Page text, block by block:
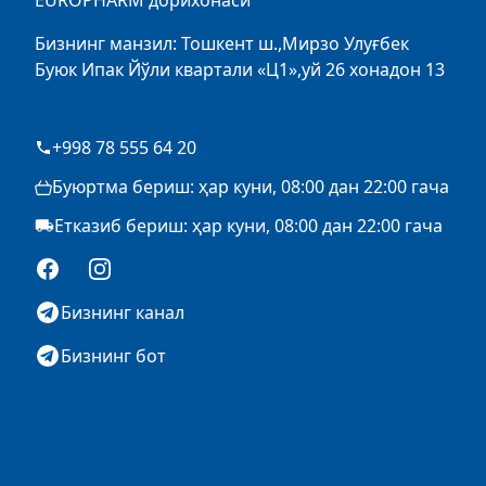
Бизнинг манзил: Тошкент ш.,Мирзо Улуғбек
Буюк Ипак Йўли квартали «Ц1»,уй 26 хонадон 13
+998 78 555 64 20
Буюртма бериш: ҳар куни, 08:00 дан 22:00 гача
Етказиб бериш: ҳар куни, 08:00 дан 22:00 гача
FacebookInstagram
Бизнинг канал
Бизнинг бот